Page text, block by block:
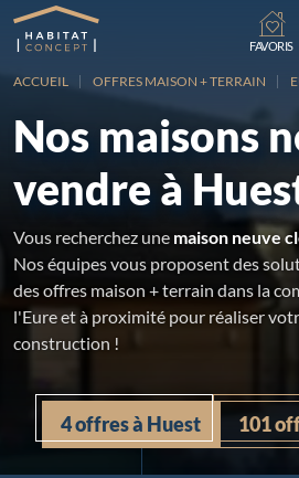
Chargement...
FAVORIS
ACCUEIL OFFRES MAISON + TERRAIN
Nos maisons
vendre à
Vous recherchez une maison neuve
Nos équipes vous proposent des
des offres maison + terrain dans la
l'Eure et à proximité pour réaliser
construction !
4 offres à Huest 101